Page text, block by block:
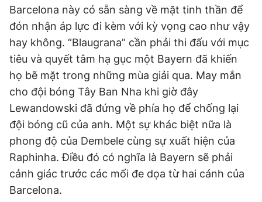
Barcelona này có sẵn sàng về mặt tinh thần để
đón nhận áp lực đi kèm với kỳ vọng cao như vậy
hay không. “Blaugrana” cần phải thi đấu với mục
tiêu và quyết tâm hạ gục một Bayern đã khiến
họ bẽ mặt trong những mùa giải qua. May mắn
cho đội bóng Tây Ban Nha khi giờ đây
Lewandowski đã đứng về phía họ để chống lại
đội bóng cũ của anh. Một sự khác biệt nữa là
phong độ của Dembele cùng sự xuất hiện của
Raphinha. Điều đó có nghĩa là Bayern sẽ phải
cảnh giác trước các mối đe dọa từ hai cánh của
Barcelona.